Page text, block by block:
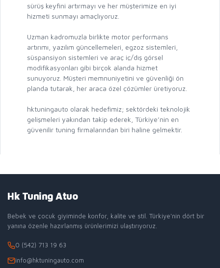
sürüş keyfini artırmayı ve her müşterimize en iyi
hizmeti sunmayı amaçlıyoruz.
Uzman kadromuzla birlikte motor performans
artırımı, yazılım güncellemeleri, egzoz sistemleri,
süspansiyon sistemleri ve araç iç/dış görsel
modifikasyonları gibi birçok alanda hizmet
sunuyoruz. Müşteri memnuniyetini ve güvenliği ön
planda tutarak, her araca özel çözümler üretiyoruz.
hktuningauto olarak hedefimiz; sektördeki teknolojik
gelişmeleri yakından takip ederek, Türkiye’nin en
güvenilir tuning firmalarından biri haline gelmektir.
Hk Tuning Atuo
Bebek ve çocuk giyiminde konfor, kalite ve stil. Türkiye'nin dört bir
yanına özenle hazırlanmış ürünlerimizi ulaştırıyoruz.
0 (542) 713 19 63
info@hktuningauto.com